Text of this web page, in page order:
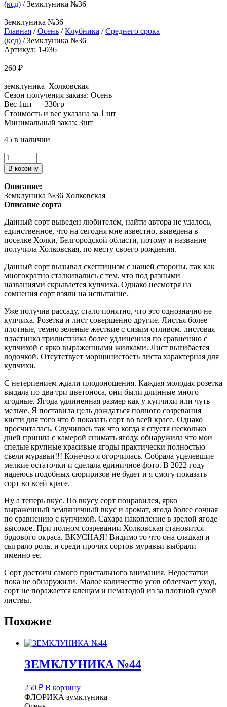
(ксд) / Земклуника №36
Земклуника №36
Главная /Осень /Клубника /Среднего срока
(ксд) / Земклуника №36
Артикул: 1-036
260 ₽
земклуника Холковская
Сезон получения заказа: Осень
Вес 1шт — 330гр
Стоимость и вес указана за 1 шт
Минимальный заказ: 3шт
45 в наличии
Количество
товара
Земклуника
№36
В корзину
Описание:
Земклуника №36 Холковская
Описание сорта
Данный сорт выведен любителем, найти автора не удалось,
единственное, что на сегодня мне известно, выведена в
поселке Холки, Белгородской области, потому и название
получила Холковская, по месту своего рождения.
Данный сорт вызывал скептицизм с нашей стороны, так как
многократно сталкивались с тем, что под разными
названиями скрывается купчиха. Однако несмотря на
сомнения сорт взяли на испытание.
Уже получив рассаду, стало понятно, что это однозначно не
купчиха. Розетка и лист совершенно другие. Листья более
плотные, темно зеленые жесткие с сизым отливом. листовая
пластинка трилистника более удлиненная по сравнению с
купчихой с ярко выраженными жилками. Лист выгибается
лодочкой. Отсутствует морщинистость листа характерная для
купчихи.
С нетерпением ждали плодоношения. Каждая молодая розетка
выдала по два три цветоноса, они были длинные много
ягодные. Ягода удлиненная размер как у купчихи или чуть
мельче. Я поставила цель дождаться полного созревания
кисти для того что б показать сорт во всей красе. Однако
просчиталась. Случилось так что когда я спустя несколько
дней пришла с камерой снимать ягоду, обнаружила что мои
спелые крупные красивые ягоды практически полностью
съели муравьи!!! Конечно я огорчилась. Собрала уцелевшие
мелкие остаточки и сделала единичное фото. В 2022 году
надеюсь подобных сюрпризов не будет и я смогу показать
сорт во всей красе.
Ну а теперь вкус. По вкусу сорт понравился, ярко
выраженный земляничный вкус и аромат, ягода более сочная
по сравнению с купчихой. Сахара накопление в зрелой ягоде
высокое. При полном созревании Холковская становится
брдового окраса. ВКУСНАЯ! Видимо то что она сладкая и
сыграло роль, и среди прочих сортов муравьи выбрали
именно ее.
Сорт достоин самого пристального внимания. Недостатки
пока не обнаружили. Малое количество усов облегчает уход,
сорт не поражается клещам и нематодой из за плотной сухой
листвы.
Похожие
ЗЕМКЛУНИКА №44
250 ₽ В корзину
ФЛОРИКА зумклуника